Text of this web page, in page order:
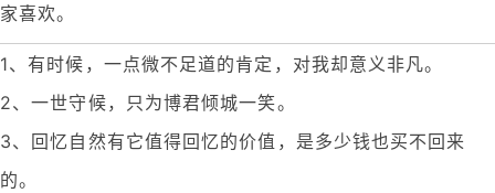
家喜欢。
1、有时候，一点微不足道的肯定，对我却意义非凡。
2、一世守候，只为博君倾城一笑。
3、回忆自然有它值得回忆的价值，是多少钱也买不回来
的。